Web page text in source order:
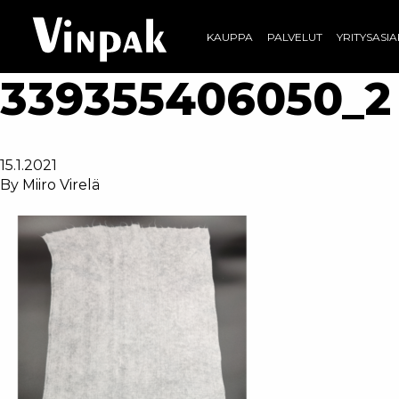
KAUPPA PALVELUT
339355406050_2
15.1.2021
By Miiro Virelä